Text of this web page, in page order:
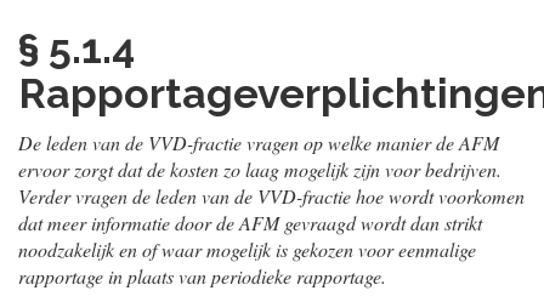
§ 5.1.4
De leden van de VVD-fractie vragen op welke manier de AFM
ervoor zorgt dat de kosten zo laag mogelijk zijn voor bedrijven.
Verder vragen de leden van de VVD-fractie hoe wordt voorkomen
dat meer informatie door de AFM gevraagd wordt dan strikt
noodzakelijk en of waar mogelijk is gekozen voor eenmalige
rapportage in plaats van periodieke rapportage.